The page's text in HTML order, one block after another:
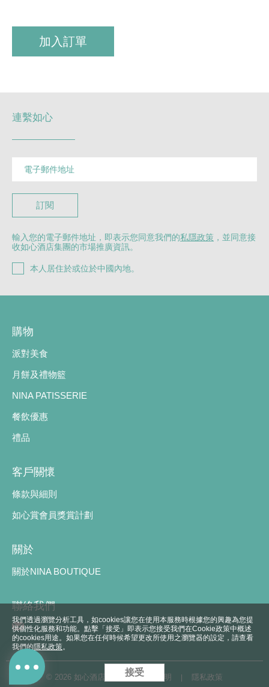
加入訂單
連繫如心
訂閱
輸入您的電子郵件地址，即表示您同意我們的私隱政策 ，並同意接
收如心酒店集團的市場推廣資訊。
本人居住於或位於中國內地。
購物
派對美食
月餅及禮物籃
NINA PATISSERIE
餐飲優惠
禮品
客戶關懷
條款與細則
如心賞會員獎賞計劃
關於
關於NINA BOUTIQUE
聯絡我們
© 2026 如心酒店集團​ | 免責聲明 隱私政策
我們透過瀏覽分析工具，如cookies讓您在使用本服務時根據您的興趣為您提
供個性化服務和功能。點擊「接受」即表示您接受我們在Cookie政策中概述
的cookies用途。如果您在任何時候希望更改所使用之瀏覽器的設定，請查看
我們的隱私政策。
接受